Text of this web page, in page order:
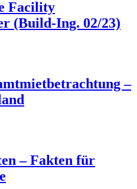
Facility
(Build-Ing. 02/23)
–
– Fakten für